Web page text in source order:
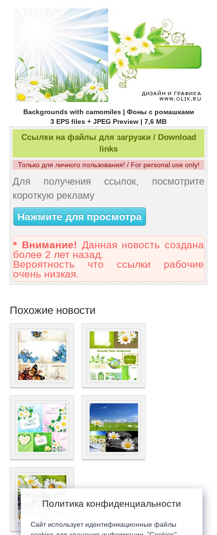
Backgrounds with camomiles | Фоны с ромашками
3 EPS files + JPEG Preview | 7,6 MB
Ссылки на файлы для загрузки / Download
links
Только для личного пользования! / For personal use only!
Для получения ссылок, посмотрите
короткую рекламу
Нажмите для просмотра
* Внимание! Данная новость создана
более 2 лет назад.
Вероятность что ссылки рабочие
очень низкая.
Похожие новости
Политика конфиденциальности
Сайт использует идентификационные файлы